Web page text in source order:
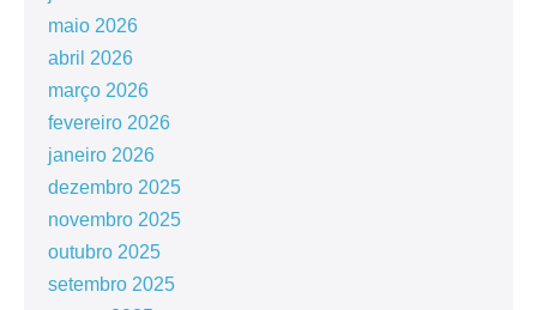
maio 2026
abril 2026
março 2026
fevereiro 2026
janeiro 2026
dezembro 2025
novembro 2025
outubro 2025
setembro 2025